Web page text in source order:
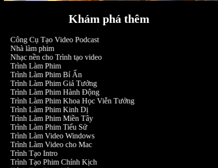
Khám phá thêm
Công Cụ Tạo Video Podcast
Nhà làm phim
Nhạc nền cho Trình tạo video
Trình Làm Phim
Trình Làm Phim Bí Ẩn
Trình Làm Phim Giả Tưởng
Trình Làm Phim Hành Động
Trình Làm Phim Khoa Học Viễn Tưởng
Trình Làm Phim Kinh Dị
Trình Làm Phim Miền Tây
Trình Làm Phim Tiểu Sử
Trình Làm Video Windows
Trình Làm Video cho Mac
Trình Tạo Intro
Trình Tạo Phim Chính Kịch